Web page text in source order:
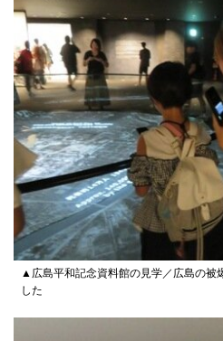
▲広島平和記念資料館の見学／広島の被
した